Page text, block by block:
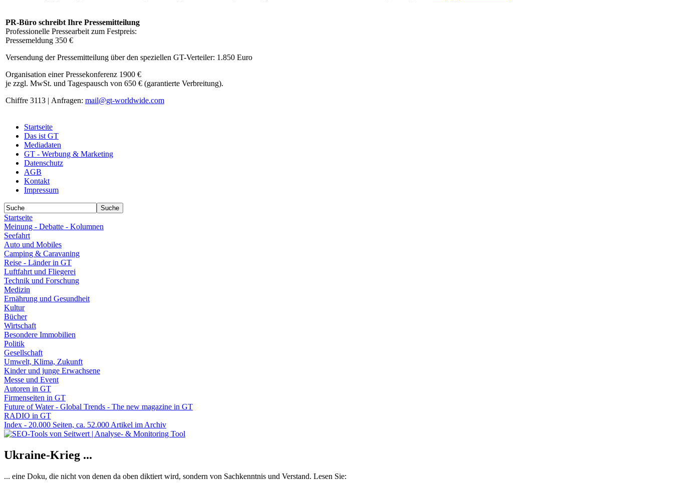
PR-Büro schreibt Ihre Pressemitteilung
Professionelle Pressearbeit zum Festpreis:
Pressemeldung 350 €
Versendung der Pressemitteilung über den speziellen GT-Verteiler: 1.850 Euro
Organisation einer Pressekonferenz 1900 €
je zzgl. MwSt. und Tagespausch von 650 € (garantierte Verbreitung).
Chiffre 3113 | Anfragen: mail@gt-worldwide.com
Startseite
Das ist GT
Mediadaten
GT - Werbung & Marketing
Datenschutz
AGB
Kontakt
Impressum
Startseite
Meinung - Debatte - Kolumnen
Seefahrt
Auto und Mobiles
Camping & Caravaning
Reise - Länder in GT
Luftfahrt und Fliegerei
Technik und Forschung
Medizin
Ernährung und Gesundheit
Kultur
Bücher
Wirtschaft
Besondere Immobilien
Politik
Gesellschaft
Umwelt, Klima, Zukunft
Kinder und junge Erwachsene
Messe und Event
Autoren in GT
Firmenseiten in GT
Future of Water - Global Trends - The new magazine in GT
RADIO in GT
Index - 20.000 Seiten, ca. 52.000 Artikel im Archiv
Ukraine-Krieg ...
... eine Doku, die nicht von denen da oben diktiert wird, sondern von Sachkenntnis und Verstand. Lesen Sie: